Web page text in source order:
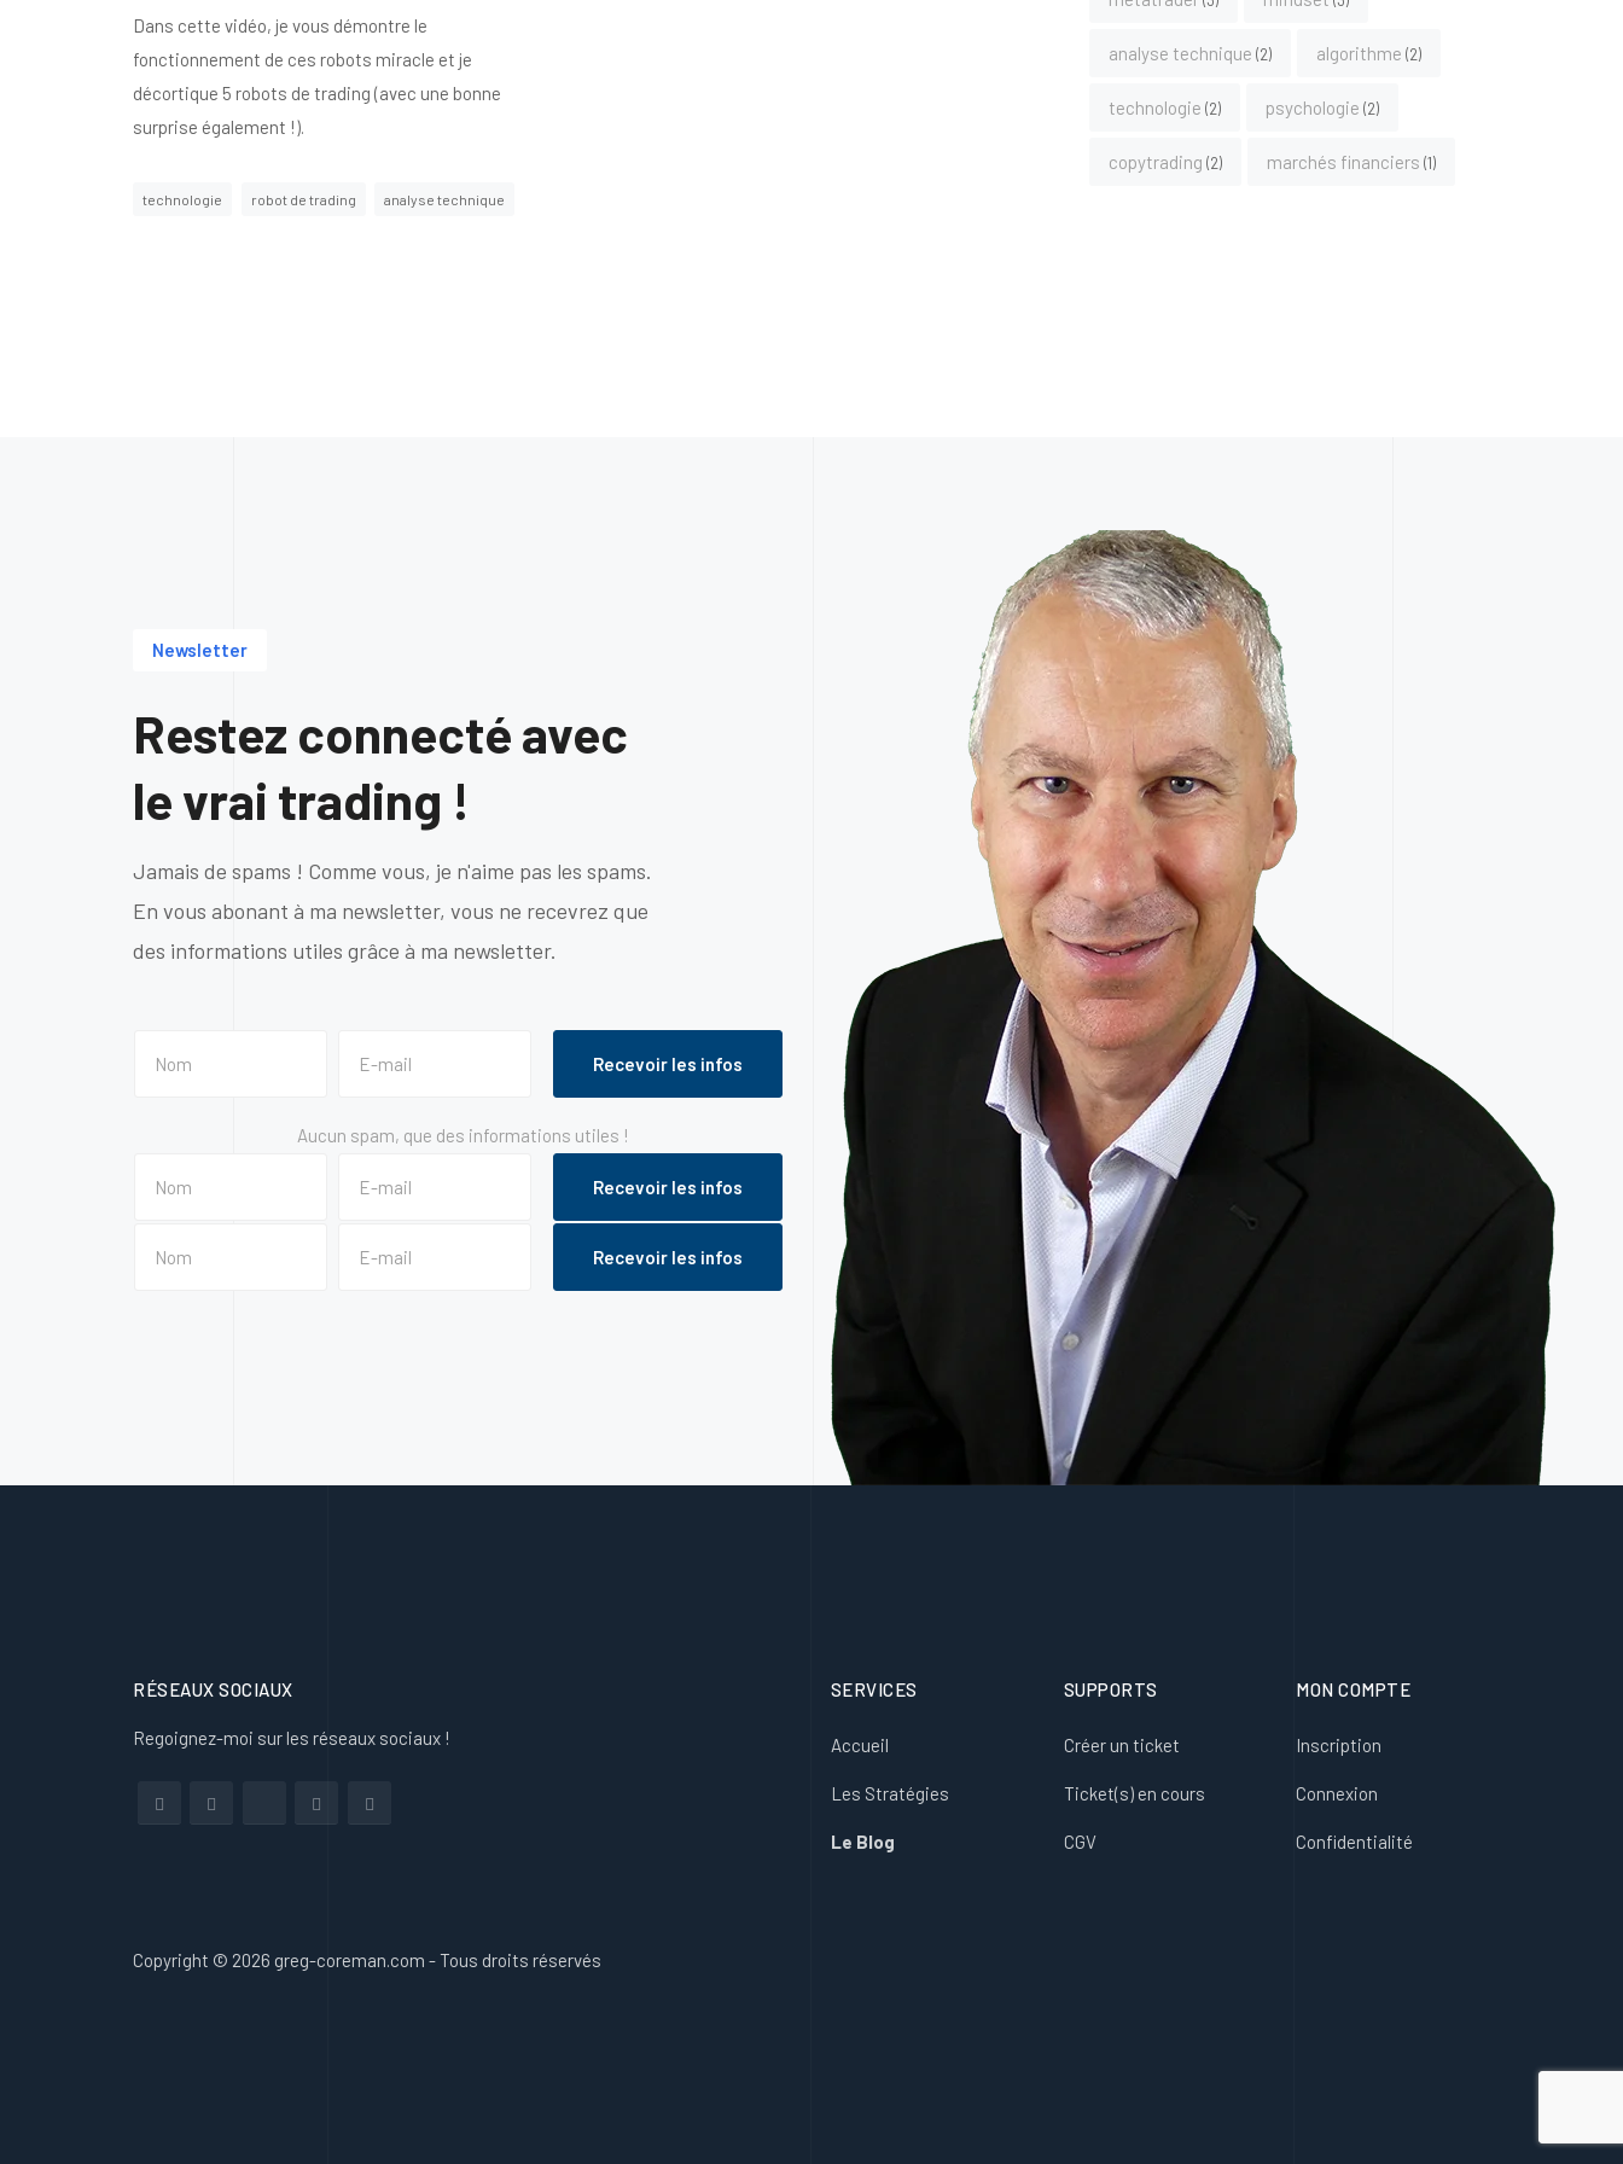
Dans cette vidéo, je vous démontre le
fonctionnement de ces robots miracle et je
décortique 5 robots de trading (avec une bonne
surprise également !).
technologie robot de trading analyse technique
analyse technique 2 algorithme 2
technologie 2 psychologie 2
copytrading 2 marchés financiers 1
Newsletter
Restez connecté avec
le vrai trading !
Jamais de spams ! Comme vous, je n'aime pas les spams.
En vous abonant à ma newsletter, vous ne recevrez que
des informations utiles grâce à ma newsletter.
Aucun spam, que des informations utiles !
RÉSEAUX SOCIAUX
Regoignez-moi sur les réseaux sociaux !
SERVICES
Accueil
Les Stratégies
Le Blog
SUPPORTS
Créer un ticket
Ticket(s) en cours
CGV
MON COMPTE
Inscription
Connexion
Confidentialité
Copyright © 2026 greg-coreman.com - Tous droits réservés